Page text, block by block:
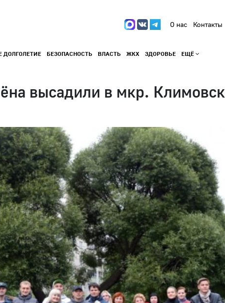
О нас Контакты
ДОЛГОЛЕТИЕ БЕЗОПАСНОСТЬ ВЛАСТЬ ЖКХ ЗДОРОВЬЕ ЕЩЁ
высадили в мкр. Климовск